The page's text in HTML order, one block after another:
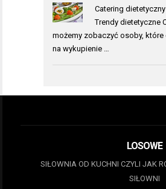
Catering
Trendy dietetyczne
możemy zobaczyć osoby, które
na wykupienie …
LOSOWE
SIŁOWNIA OD KUCHNI CZYLI JAK
SIŁOWNI